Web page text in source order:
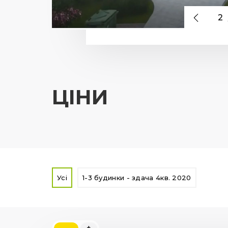
2
ЦІНИ
Усі 1-3 будинки - здача 4кв. 2020